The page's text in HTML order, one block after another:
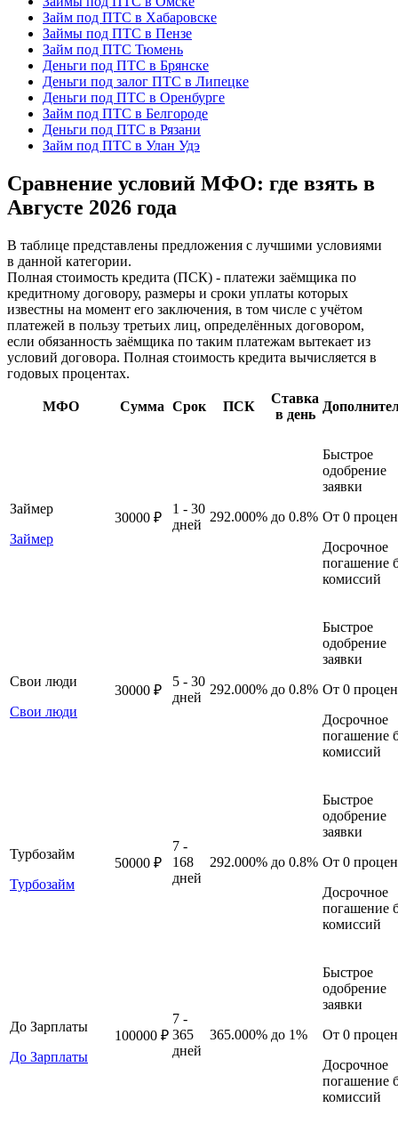
Займ под ПТС в Хабаровске
Займы под ПТС в Пензе
Займ под ПТС Тюмень
Деньги под ПТС в Брянске
Деньги под залог ПТС в Липецке
Деньги под ПТС в Оренбурге
Займ под ПТС в Белгороде
Деньги под ПТС в Рязани
Займ под ПТС в Улан Удэ
Сравнение условий МФО: где взять в
Августе 2026 года
В таблице представлены предложения с лучшими условиями
в данной категории.
Полная стоимость кредита (ПСК) - платежи заёмщика по
кредитному договору, размеры и сроки уплаты которых
известны на момент его заключения, в том числе с учётом
платежей в пользу третьих лиц, определённых договором,
если обязанность заёмщика по таким платежам вытекает из
условий договора. Полная стоимость кредита вычисляется в
годовых процентах.
МФО Сумма Срок ПСК
Ставка
в день
Займер
Займер
30000 ₽
1 - 30
дней
292.000% до 0.8%
Быстрое
одобрение
заявки
От 0
Досрочное
погашение
комиссий
Свои люди
Свои люди
30000 ₽
5 - 30
дней
292.000% до 0.8%
Быстрое
одобрение
заявки
От 0
Досрочное
погашение
комиссий
Турбозайм
Турбозайм
50000 ₽
7 -
168
дней
292.000% до 0.8%
Быстрое
одобрение
заявки
От 0
Досрочное
погашение
комиссий
До Зарплаты
До Зарплаты
100000 ₽
7 -
365
дней
365.000% до 1%
Быстрое
одобрение
заявки
От 0
Досрочное
погашение
комиссий